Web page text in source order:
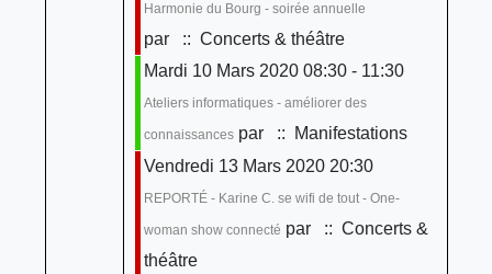
Harmonie du Bourg - soirée annuelle
par
:: Concerts & théâtre
Mardi 10 Mars 2020 08:30 - 11:30
Ateliers informatiques - améliorer des
connaissancespar
:: Manifestations
Vendredi 13 Mars 2020 20:30
REPORTÉ - Karine C. se wifi de tout - One-
woman show connecté par
:: Concerts &
théâtre